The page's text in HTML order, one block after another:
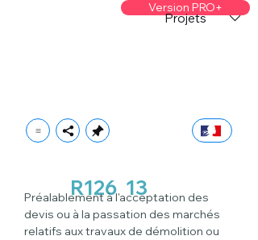
Version PRO+
Projets
R126 13
Préalablement à l'acceptation des
devis ou à la passation des marchés
relatifs aux travaux de démolition ou